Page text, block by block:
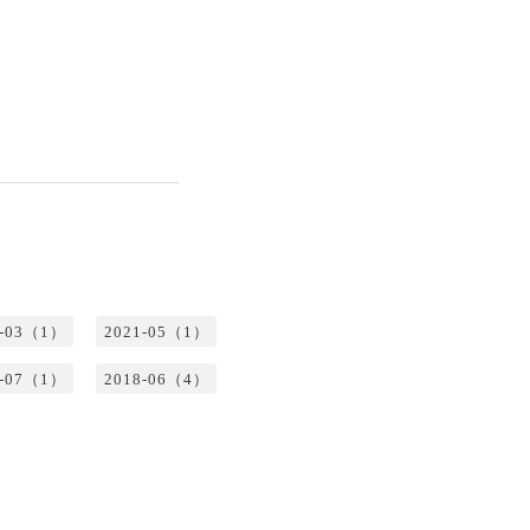
（1） 2021-05（1）
（1） 2018-06（4）